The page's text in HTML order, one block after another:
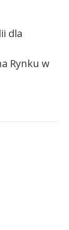
dla
Rynku w